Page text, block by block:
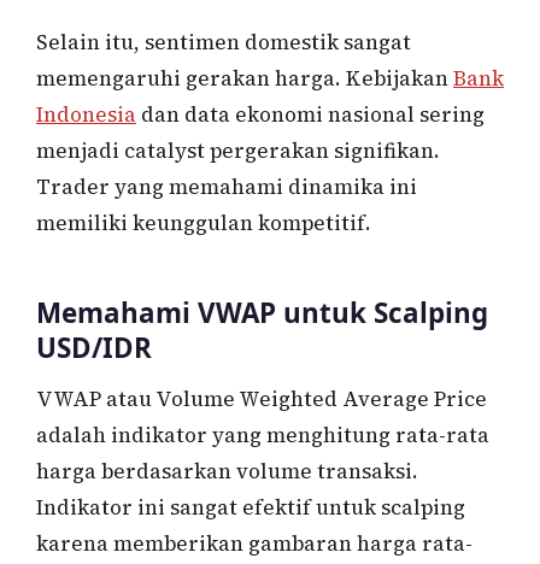
Selain itu, sentimen domestik sangat
memengaruhi gerakan harga. KebijakanBank
Indonesia dan data ekonomi nasional sering
menjadi catalyst pergerakan signifikan.
Trader yang memahami dinamika ini
memiliki keunggulan kompetitif.
Memahami VWAP untuk Scalping
USD/IDR
VWAP atau Volume Weighted Average Price
adalah indikator yang menghitung rata-rata
harga berdasarkan volume transaksi.
Indikator ini sangat efektif untuk scalping
karena memberikan gambaran harga rata-